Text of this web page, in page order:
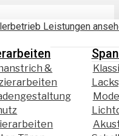
Leistungen
&